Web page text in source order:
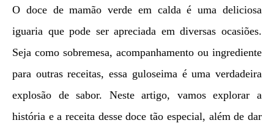
O doce de mamão verde em calda é uma deliciosa
iguaria que pode ser apreciada em diversas ocasiões.
Seja como sobremesa, acompanhamento ou ingrediente
para outras receitas, essa guloseima é uma verdadeira
explosão de sabor. Neste artigo, vamos explorar a
história e a receita desse doce tão especial, além de dar